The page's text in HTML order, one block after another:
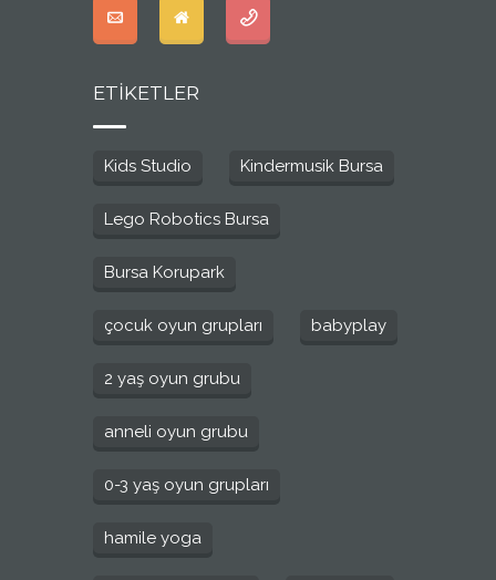
ETİKETLER
Kids Studio Kindermusik Bursa
Lego Robotics Bursa
Bursa Korupark
çocuk oyun grupları babyplay
2 yaş oyun grubu
anneli oyun grubu
0-3 yaş oyun grupları
hamile yoga